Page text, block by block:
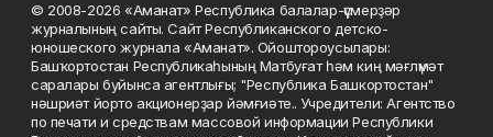
© 2008-2026 «Аманат» Республика балалар-үҫмерҙәр
журналының сайты. Сайт Республиканского детско-
юношеского журнала «Аманат». Ойоштороусылары:
Башҡортостан Республикаһының Матбуғат һәм киң мәғлүмәт
саралары буйынса агентлығы; "Республика Башкортостан"
нәшриәт йорто акционерҙар йәмғиәте.. Учредители: Агентство
по печати и средствам массовой информации Республики